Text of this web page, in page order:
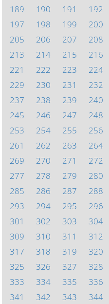
189
190 191 192
197
198 199 200
205
206 207 208
213
214 215 216
221
222 223 224
229
230 231 232
237
238 239 240
245
246 247 248
253
254 255 256
261
262 263 264
269
270 271 272
277
278 279 280
285
286 287 288
293
294 295 296
301
302 303 304
309
310 311 312
317
318 319 320
325
326 327 328
333
334 335 336
341
342 343 344